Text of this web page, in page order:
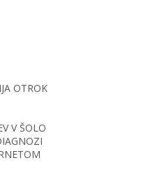
OTROK
V ŠOLO